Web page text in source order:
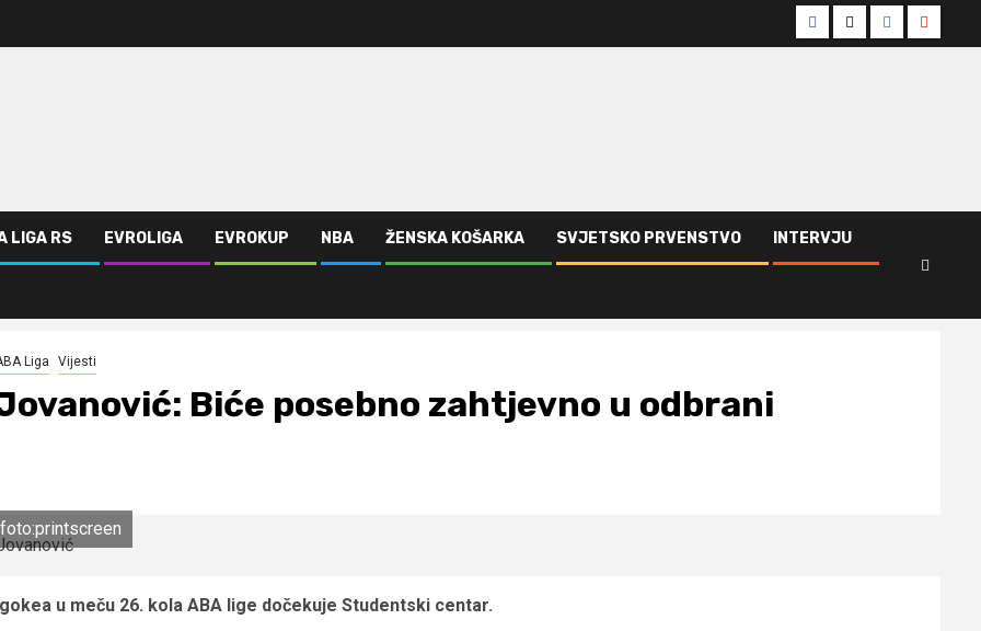
Facebook
TwitterInstagram
LIGA RS EVROLIGA EVROKUP NBA ŽENSKA KOŠARKA SVJETSKO PRVENSTVO INTERVJU
Liga Vijesti
Biće posebno zahtjevno u odbrani
foto:printscreen
u meču 26. kola ABA lige dočekuje Studentski centar.